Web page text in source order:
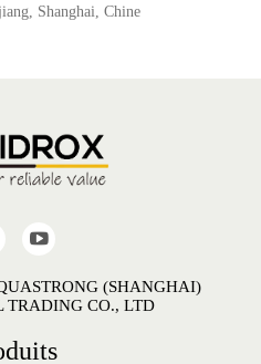
Shanghai, Chine
(SHANGHAI)
TRADING CO., LTD